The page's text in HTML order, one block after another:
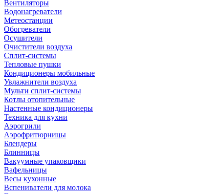
Вентиляторы
Водонагреватели
Метеостанции
Обогреватели
Осушители
Очистители воздуха
Сплит-системы
Тепловые пушки
Кондиционеры мобильные
Увлажнители воздуха
Мульти сплит-системы
Котлы отопительные
Настенные кондиционеры
Техника для кухни
Аэрогрили
Аэрофритюрницы
Блендеры
Блинницы
Вакуумные упаковщики
Вафельницы
Весы кухонные
Вспениватели для молока